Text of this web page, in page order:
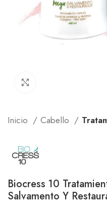
Inicio Cabello
Biocress 10
Salvamento Y